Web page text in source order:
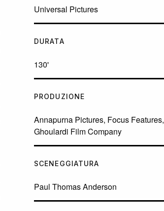
Universal Pictures
DURATA
130'
PRODUZIONE
Annapurna Pictures, Focus Features,
Ghoulardi Film Company
SCENEGGIATURA
Paul Thomas Anderson